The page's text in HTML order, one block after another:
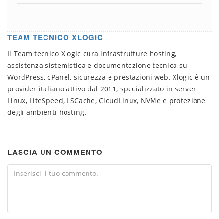
TEAM TECNICO XLOGIC
Il Team tecnico Xlogic cura infrastrutture hosting,
assistenza sistemistica e documentazione tecnica su
WordPress, cPanel, sicurezza e prestazioni web. Xlogic è un
provider italiano attivo dal 2011, specializzato in server
Linux, LiteSpeed, LSCache, CloudLinux, NVMe e protezione
degli ambienti hosting.
LASCIA UN COMMENTO
Comment